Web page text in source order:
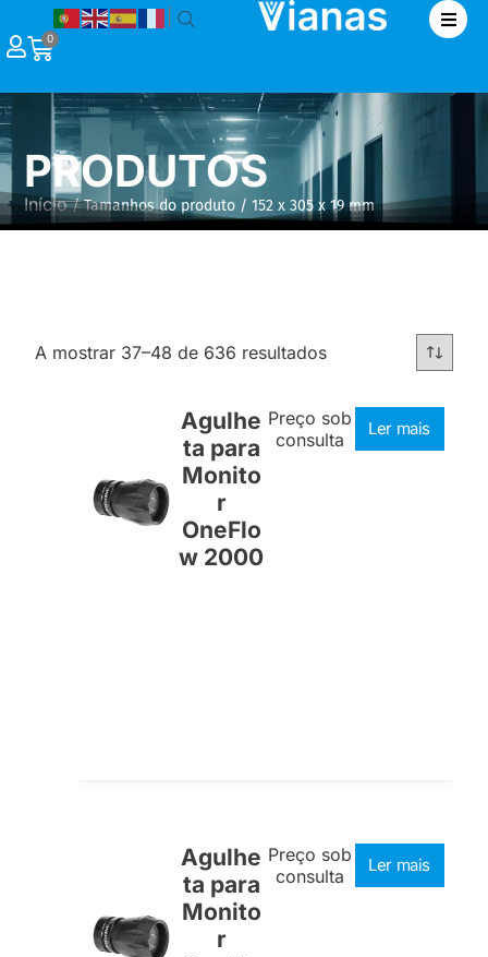
0
PRODUTOS
Início/ Tamanhos do produto / 152 x 305 x 19 mm
A mostrar 37–48 de 636 resultados
Agulhe
ta para
Monito
r
OneFlo
w 2000
Preço sob
consulta
Ler mais
Agulhe
ta para
Monito
r
Preço sob
consulta
Ler mais